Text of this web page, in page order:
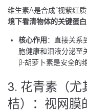
维生素A是合成“视紫红
境下看清物体的关键蛋
核心作用 ：直接关系
胞健康和泪液分泌至
β-胡萝卜素是安全的
3. 花青素（
桔）：视网膜